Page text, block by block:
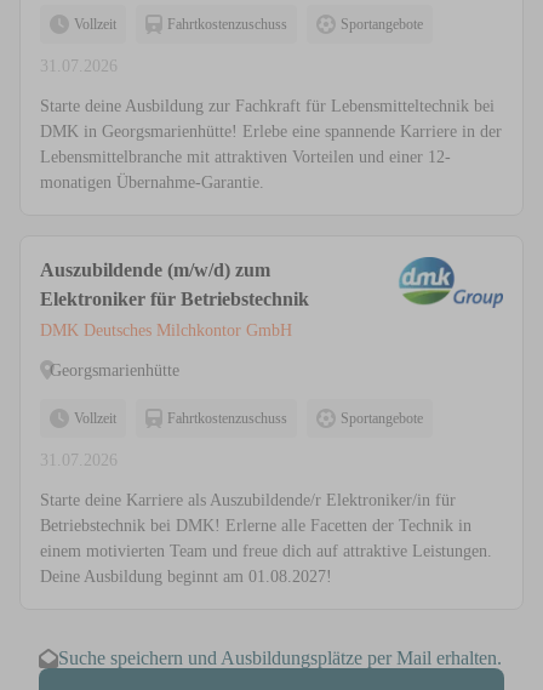
Vollzeit Fahrtkostenzuschuss Sportangebote
31.07.2026
Starte deine Ausbildung zur Fachkraft für Lebensmitteltechnik bei
DMK in Georgsmarienhütte! Erlebe eine spannende Karriere in der
Lebensmittelbranche mit attraktiven Vorteilen und einer 12-
monatigen Übernahme-Garantie.
Auszubildende (m/w/d) zum
Elektroniker für Betriebstechnik
DMK Deutsches Milchkontor GmbH
Georgsmarienhütte
Vollzeit Fahrtkostenzuschuss Sportangebote
31.07.2026
Starte deine Karriere als Auszubildende/r Elektroniker/in für
Betriebstechnik bei DMK! Erlerne alle Facetten der Technik in
einem motivierten Team und freue dich auf attraktive Leistungen.
Deine Ausbildung beginnt am 01.08.2027!
Suche speichern und Ausbildungsplätze per Mail erhalten.